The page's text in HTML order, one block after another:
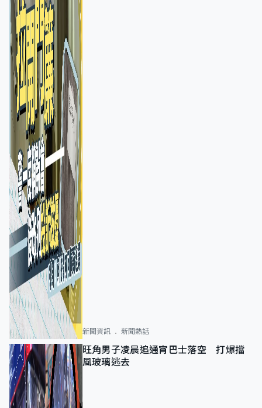
新聞資訊 新聞熱話
旺角男子凌晨追通宵巴士落空 打爆擋
風玻璃逃去